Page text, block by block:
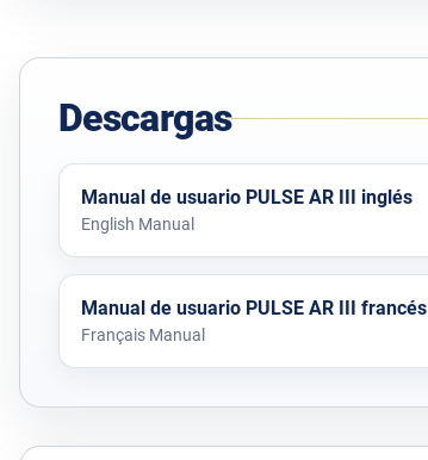
Tiempo de carga
Compensación del suelo
CERTIFICACIONES
VDE 0875-11
Descargas
Manual de usuario PULSE AR III inglés
English Manual
Manual de usuario PULSE AR III francés
Français Manual